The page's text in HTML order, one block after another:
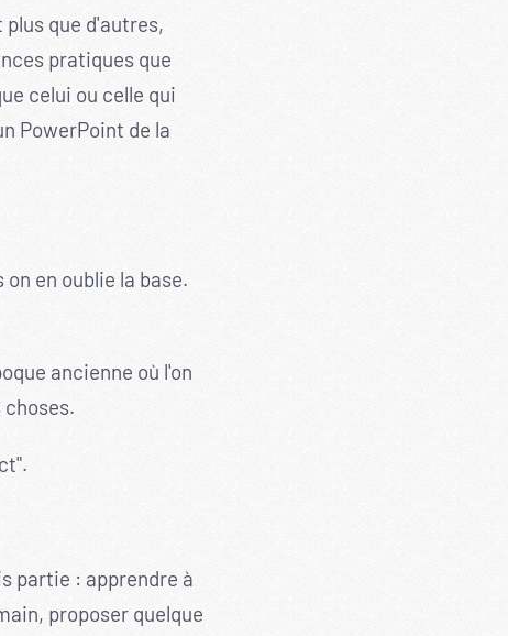
que d'autres,
pratiques que
celui ou celle qui
PowerPoint de la
en oublie la base.
ancienne où l'on
partie : apprendre à
proposer quelque